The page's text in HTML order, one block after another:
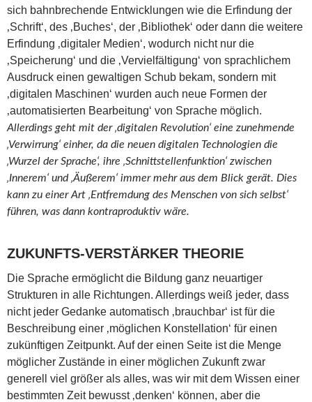
sich bahnbrechende Entwicklungen wie die Erfindung der
‚Schrift‘, des ‚Buches‘, der ‚Bibliothek‘ oder dann die weitere
Erfindung ‚digitaler Medien‘, wodurch nicht nur die
‚Speicherung‘ und die ‚Vervielfältigung‘ von sprachlichem
Ausdruck einen gewaltigen Schub bekam, sondern mit
‚digitalen Maschinen‘ wurden auch neue Formen der
‚automatisierten Bearbeitung‘ von Sprache möglich.
Allerdings geht mit der ‚digitalen Revolution‘ eine zunehmende
‚Verwirrung‘ einher, da die neuen digitalen Technologien die
‚Wurzel der Sprache‘, ihre ‚Schnittstellenfunktion‘ zwischen
‚Innerem‘ und ‚Äußerem‘ immer mehr aus dem Blick gerät. Dies
kann zu einer Art ‚Entfremdung des Menschen von sich selbst‘
führen, was dann kontraproduktiv wäre.
ZUKUNFTS-VERSTÄRKER THEORIE
Die Sprache ermöglicht die Bildung ganz neuartiger
Strukturen in alle Richtungen. Allerdings weiß jeder, dass
nicht jeder Gedanke automatisch ‚brauchbar‘ ist für die
Beschreibung einer ‚möglichen Konstellation‘ für einen
zukünftigen Zeitpunkt. Auf der einen Seite ist die Menge
möglicher Zustände in einer möglichen Zukunft zwar
generell viel größer als alles, was wir mit dem Wissen einer
bestimmten Zeit bewusst ‚denken‘ können, aber die